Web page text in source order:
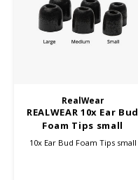
RealWear
REALWEAR 10x Ear Bud
Foam Tips small
10x Ear Bud Foam Tips small